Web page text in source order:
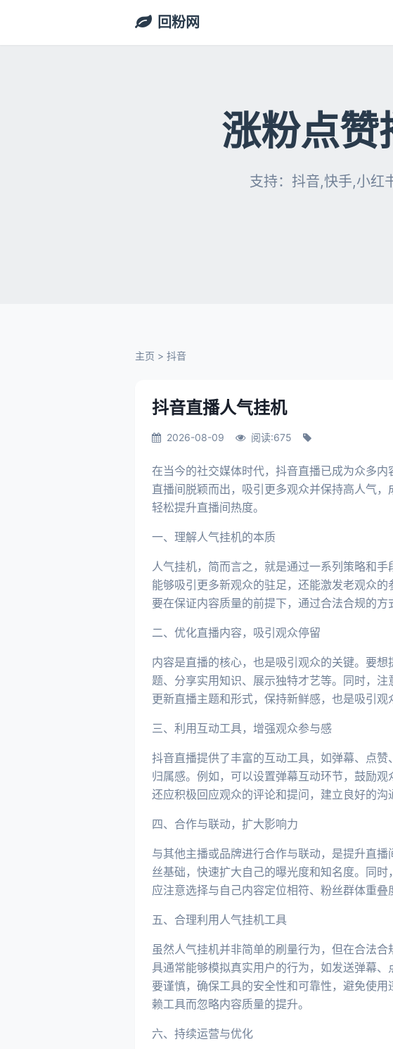
回粉网
涨粉点赞
支持：抖音,快手,小红
主页 > 抖音
抖音直播人气挂机
2026-08-09 阅读:675
在当今的社交媒体时代，抖音直播已成为众多
直播间脱颖而出，吸引更多观众并保持高人气
轻松提升直播间热度。
一、理解人气挂机的本质
人气挂机，简而言之，就是通过一系列策略和
能够吸引更多新观众的驻足，还能激发老观众
要在保证内容质量的前提下，通过合法合规的方
二、优化直播内容，吸引观众停留
内容是直播的核心，也是吸引观众的关键。要
题、分享实用知识、展示独特才艺等。同时，
更新直播主题和形式，保持新鲜感，也是吸引观
三、利用互动工具，增强观众参与感
抖音直播提供了丰富的互动工具，如弹幕、点
归属感。例如，可以设置弹幕互动环节，鼓励
还应积极回应观众的评论和提问，建立良好的沟
四、合作与联动，扩大影响力
与其他主播或品牌进行合作与联动，是提升直
丝基础，快速扩大自己的曝光度和知名度。同
应注意选择与自己内容定位相符、粉丝群体重叠
五、合理利用人气挂机工具
虽然人气挂机并非简单的刷量行为，但在合法
具通常能够模拟真实用户的行为，如发送弹幕
要谨慎，确保工具的安全性和可靠性，避免使
赖工具而忽略内容质量的提升。
六、持续运营与优化